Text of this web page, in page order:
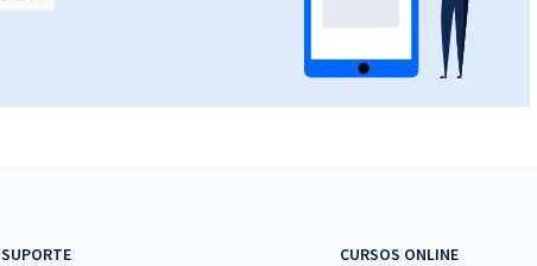
SUPORTE
CURSOS ONLINE